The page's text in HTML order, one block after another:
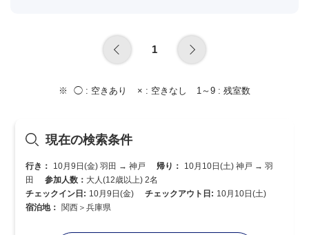
1
◯ : 空きあり × : 空きなし 1～9 : 残室数
現在の検索条件
行き： 10月9日(金) 羽田 → 神戸 帰り：
10月10日(土) 神戸 → 羽
田
参加人数： 大人(12歳以上) 2名
チェックイン日: 10月9日(金) チェックアウト日: 10月10日(土)
宿泊地：
関西＞兵庫県